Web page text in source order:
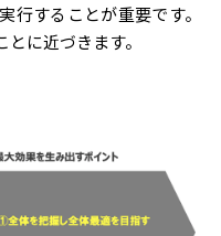
行することが重要です。
に近づきます。